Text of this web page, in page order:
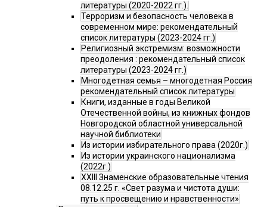
литературы (2020-2022 гг.).
Терроризм и безопасность человека в
современном мире: рекомендательный
список литературы (2023-2024 гг.)
Религиозный экстремизм: возможности
преодоления : рекомендательный список
литературы (2023-2024 гг.)
Многодетная семья – многодетная Россия
рекомендательный список литературы
Книги, изданные в годы Великой
Отечественной войны, из книжных фондов
Новгородской областной универсальной
научной библиотеки
Из истории избирательного права (2020г.)
Из истории украинского национализма
(2022г.)
XXIII Знаменские образовательные чтения
08.12.25 г. «Свет разума и чистота души:
путь к просвещению и нравственности»